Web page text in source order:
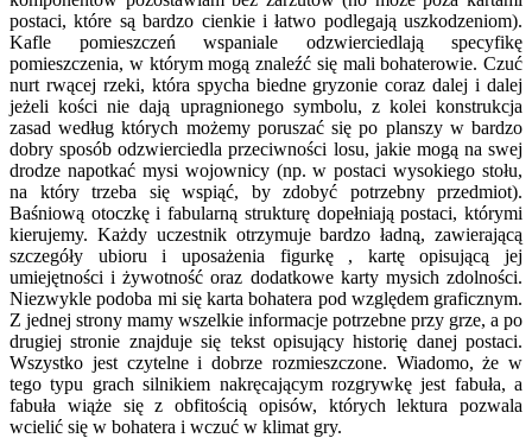
postaci, które są bardzo cienkie i łatwo podlegają uszkodzeniom).
Kafle pomieszczeń wspaniale odzwierciedlają specyfikę
pomieszczenia, w którym mogą znaleźć się mali bohaterowie. Czuć
nurt rwącej rzeki, która spycha biedne gryzonie coraz dalej i dalej
jeżeli kości nie dają upragnionego symbolu, z kolei konstrukcja
zasad według których możemy poruszać się po planszy w bardzo
dobry sposób odzwierciedla przeciwności losu, jakie mogą na swej
drodze napotkać mysi wojownicy (np. w postaci wysokiego stołu,
na który trzeba się wspiąć, by zdobyć potrzebny przedmiot).
Baśniową otoczkę i fabularną strukturę dopełniają postaci, którymi
kierujemy. Każdy uczestnik otrzymuje bardzo ładną, zawierającą
szczegóły ubioru i uposażenia figurkę , kartę opisującą jej
umiejętności i żywotność oraz dodatkowe karty mysich zdolności.
Niezwykle podoba mi się karta bohatera pod względem graficznym.
Z jednej strony mamy wszelkie informacje potrzebne przy grze, a po
drugiej stronie znajduje się tekst opisujący historię danej postaci.
Wszystko jest czytelne i dobrze rozmieszczone. Wiadomo, że w
tego typu grach silnikiem nakręcającym rozgrywkę jest fabuła, a
fabuła wiąże się z obfitością opisów, których lektura pozwala
wcielić się w bohatera i wczuć w klimat gry.